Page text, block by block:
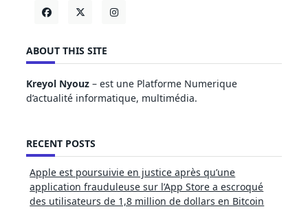
ABOUT THIS SITE
Kreyol Nyouz – est une Platforme Numerique
d’actualité informatique, multimédia.
RECENT POSTS
Apple est poursuivie en justice après qu’une
application frauduleuse sur l’App Store a escroqué
des utilisateurs de 1,8 million de dollars en Bitcoin